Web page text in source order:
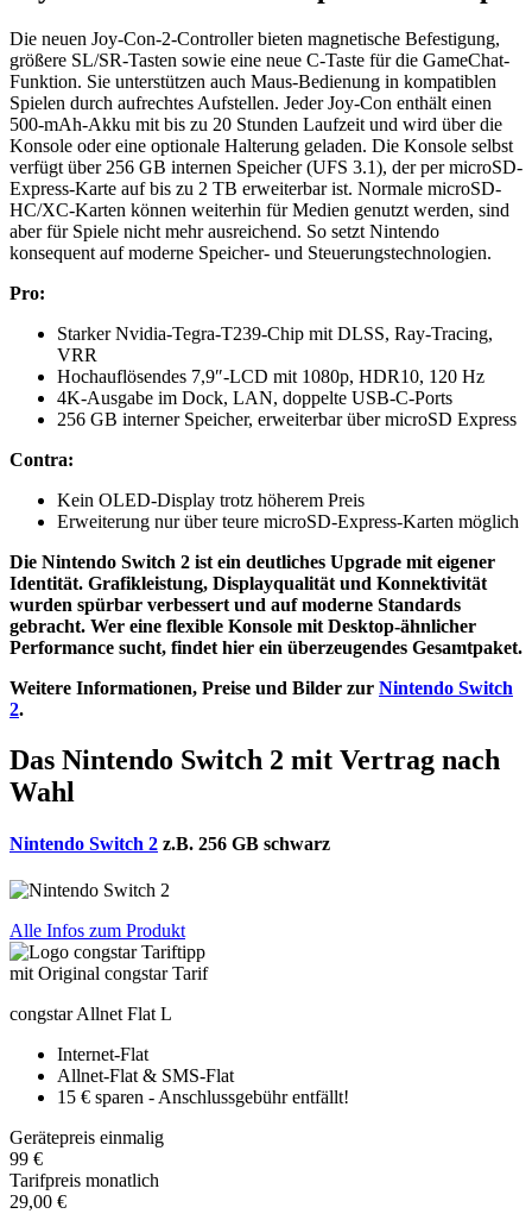
Die neuen Joy-Con-2-Controller bieten magnetische Befestigung,
größere SL/SR-Tasten sowie eine neue C-Taste für die GameChat-
Funktion. Sie unterstützen auch Maus-Bedienung in kompatiblen
Spielen durch aufrechtes Aufstellen. Jeder Joy-Con enthält einen
500-mAh-Akku mit bis zu 20 Stunden Laufzeit und wird über die
Konsole oder eine optionale Halterung geladen. Die Konsole selbst
verfügt über 256 GB internen Speicher (UFS 3.1), der per microSD-
Express-Karte auf bis zu 2 TB erweiterbar ist. Normale microSD-
HC/XC-Karten können weiterhin für Medien genutzt werden, sind
aber für Spiele nicht mehr ausreichend. So setzt Nintendo
konsequent auf moderne Speicher- und Steuerungstechnologien.
Pro:
Starker Nvidia-Tegra-T239-Chip mit DLSS, Ray-Tracing,
VRR
Hochauflösendes 7,9″-LCD mit 1080p, HDR10, 120 Hz
4K-Ausgabe im Dock, LAN, doppelte USB-C-Ports
256 GB interner Speicher, erweiterbar über microSD Express
Contra:
Kein OLED-Display trotz höherem Preis
Erweiterung nur über teure microSD-Express-Karten möglich
Die Nintendo Switch 2 ist ein deutliches Upgrade mit eigener
Identität. Grafikleistung, Displayqualität und Konnektivität
wurden spürbar verbessert und auf moderne Standards
gebracht. Wer eine flexible Konsole mit Desktop-ähnlicher
Performance sucht, findet hier ein überzeugendes Gesamtpaket.
Weitere Informationen, Preise und Bilder zur Nintendo Switch
2.
Das Nintendo Switch 2 mit Vertrag nach
Wahl
Nintendo Switch 2 z.B. 256 GB schwarz
Alle Infos zum Produkt
Tariftipp
mit Original congstar Tarif
congstar Allnet Flat L
Internet-Flat
Allnet-Flat & SMS-Flat
15 € sparen - Anschlussgebühr entfällt!
Gerätepreis einmalig
99 €
Tarifpreis monatlich
29,00 €